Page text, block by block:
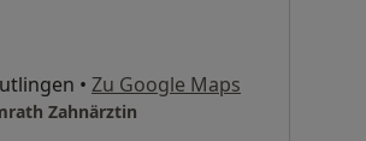
• Zu Google Maps
Zahnärztin